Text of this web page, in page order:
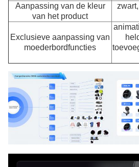
Aanpassing van de kleur
van het product
Exclusieve aanpassing van
moederbordfuncties